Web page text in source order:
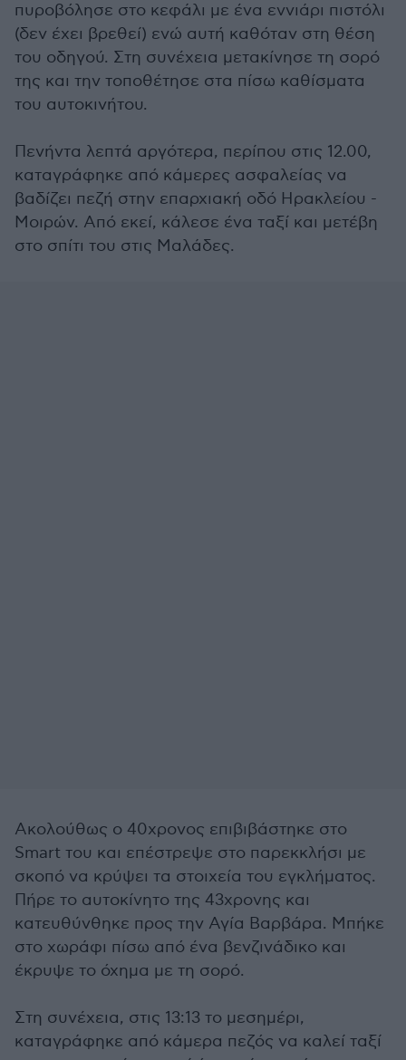
πυροβόλησε στο κεφάλι με ένα εννιάρι πιστόλι
(δεν έχει βρεθεί) ενώ αυτή καθόταν στη θέση
του οδηγού. Στη συνέχεια μετακίνησε τη σορό
της και την τοποθέτησε στα πίσω καθίσματα
του αυτοκινήτου.
Πενήντα λεπτά αργότερα, περίπου στις 12.00,
καταγράφηκε από κάμερες ασφαλείας να
βαδίζει πεζή στην επαρχιακή οδό Ηρακλείου -
Μοιρών. Από εκεί, κάλεσε ένα ταξί και μετέβη
στο σπίτι του στις Μαλάδες.
Ακολούθως ο 40χρονος επιβιβάστηκε στο
Smart του και επέστρεψε στο παρεκκλήσι με
σκοπό να κρύψει τα στοιχεία του εγκλήματος.
Πήρε το αυτοκίνητο της 43χρονης και
κατευθύνθηκε προς την Αγία Βαρβάρα. Μπήκε
στο χωράφι πίσω από ένα βενζινάδικο και
έκρυψε το όχημα με τη σορό.
Στη συνέχεια, στις 13:13 το μεσημέρι,
καταγράφηκε από κάμερα πεζός να καλεί ταξί